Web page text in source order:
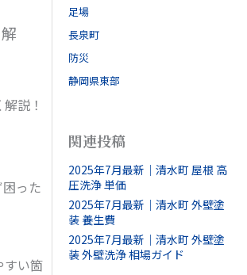
説！
った
すい箇
足場
長泉町
防災
静岡県東部
関連投稿
2025年7月最新｜清水町 屋根 高
圧洗浄 単価
2025年7月最新｜清水町 外壁塗
装 養生費
2025年7月最新｜清水町 外壁塗
装 外壁洗浄 相場ガイド